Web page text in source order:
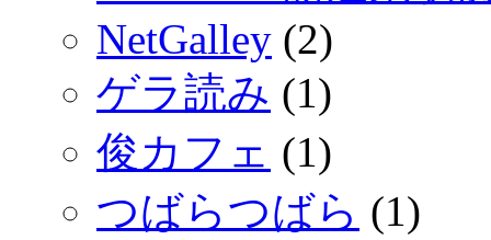
NetGalley (2)
ゲラ読み (1)
俊カフェ (1)
つばらつばら (1)